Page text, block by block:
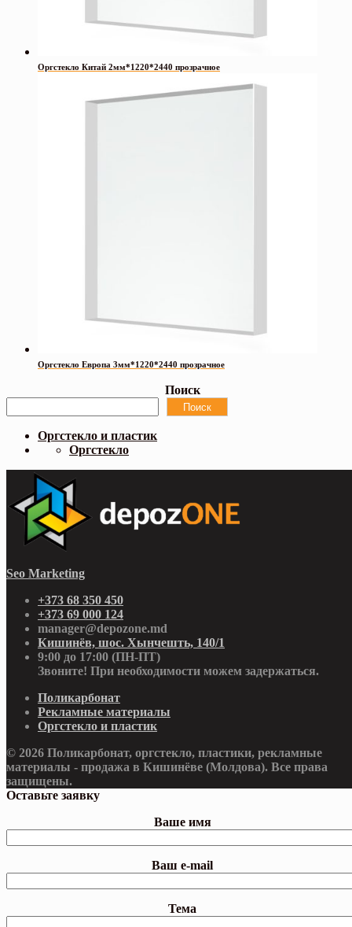
Оргстекло Китай 2мм*1220*2440 прозрачное
Оргстекло Европа 3мм*1220*2440 прозрачное
Поиск
Поиск
Оргстекло и пластик
Оргстекло
Seo Marketing
+373 68 350 450
+373 69 000 124
manager@depozone.md
Кишинёв, шос. Хынчешть, 140/1
9:00 до 17:00 (ПН-ПТ)
Звоните! При необходимости можем задержаться.
Поликарбонат
Рекламные материалы
Оргстекло и пластик
© 2026 Поликарбонат, оргстекло, пластики, рекламные
материалы - продажа в Кишинёве (Молдова). Все права
защищены.
Оставьте заявку
Ваше имя
Ваш e-mail
Тема